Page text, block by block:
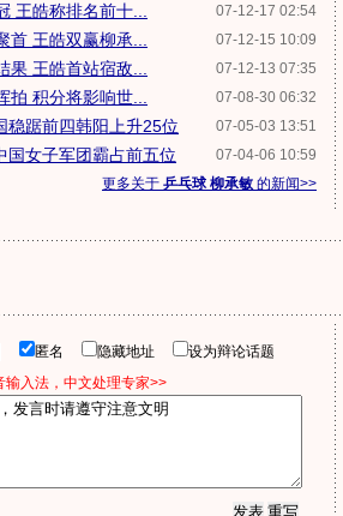
07-12-17 02:54
王皓称排名前十...
07-12-15 10:09
王皓双赢柳承...
07-12-13 07:35
王皓首站宿敌...
07-08-30 06:32
积分将影响世...
07-05-03 13:51
稳踞前四韩阳上升25位
07-04-06 10:59
国女子军团霸占前五位
更多关于 乒乓球 柳承敏 的新闻>>
匿名 隐藏地址
设为辩论话题
输入法，中文处理专家>>